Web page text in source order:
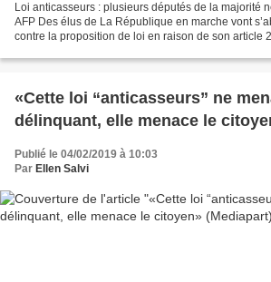
Loi anticasseurs : plusieurs députés de la majorité
AFP Des élus de La République en marche vont
contre la proposition de loi en raison de son article
«Cette loi “anticasseurs” ne
délinquant, elle menace le
Publié le 04/02/2019 à 10:03
Par Ellen Salvi